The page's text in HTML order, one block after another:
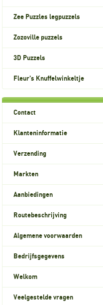
Zee Puzzles legpuzzels
Zozoville puzzels
3D Puzzels
Fleur's Knuffelwinkeltje
Contact
Klanteninformatie
Verzending
Markten
Aanbiedingen
Routebeschrijving
Algemene voorwaarden
Bedrijfsgegevens
Welkom
Veelgestelde vragen